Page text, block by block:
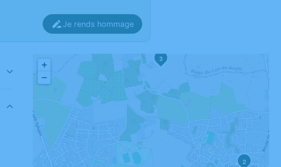
Je rends hommage
2
3
+
−